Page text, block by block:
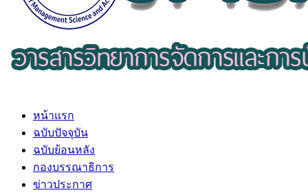
หน้าแรก
ฉบับปัจจุบัน
ฉบับย้อนหลัง
กองบรรณาธิการ
ข่าวประกาศ